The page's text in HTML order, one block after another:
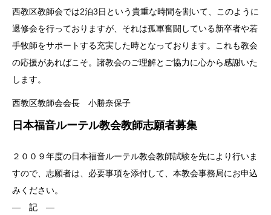
西教区教師会では2泊3日という貴重な時間を割いて、このように
退修会を行っておりますが、それは孤軍奮闘している新卒者や若
手牧師をサポートする充実した時となっております。これも教会
の応援があればこそ。諸教会のご理解とご協力に心から感謝いた
します。
西教区教師会会長 小勝奈保子
日本福音ルーテル教会教師志願者募集
２００９年度の日本福音ルーテル教会教師試験を先により行いま
すので、志願者は、必要事項を添付して、本教会事務局にお申込
みください。
― 記 ―